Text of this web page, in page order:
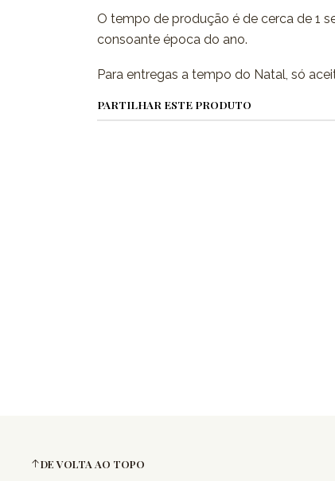
O tempo de produção é de cerca de 1
consoante época do ano.
Para entregas a tempo do Natal, só
PARTILHAR ESTE PRODUTO
DE VOLTA AO TOPO